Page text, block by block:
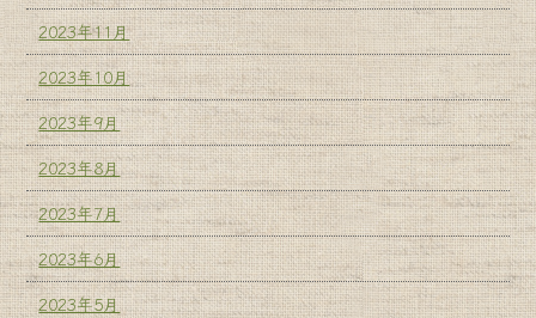
2023年11月
2023年10月
2023年9月
2023年8月
2023年7月
2023年6月
2023年5月